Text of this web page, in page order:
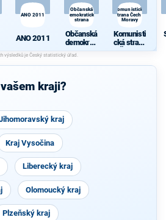
ANO 2011
ANO 2011
Občanská
demokratická
strana
Občanská
demokrati
cká strana
Komunistická
strana Čech a
Moravy
Komunisti
cká strana
Čech a
kraji?
kraj
Kraj Vysočina
Liberecký kraj
Olomoucký kraj
Plzeňský kraj